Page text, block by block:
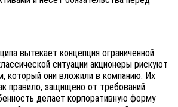
вытекает концепция ограниченной
ситуации акционеры рискуют
который они вложили в компанию. Их
правило, защищено от требований
делает корпоративную форму